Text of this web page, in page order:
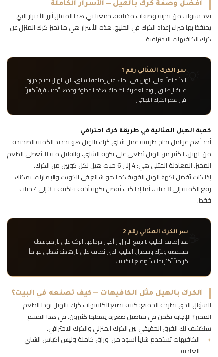
أفضل وصفة كرك بالهيل — الأسرار الكاملة
بعد سنوات من تجربة وصفات مختلفة، جمعنا في هذا المقال أبرز الأسرار التي
يحتفظ بها خبراء إعداد الكرك في الخليج. هذه الأسرار هي ما تميز كرك المنزل عن
كرك الكافيهات الاحترافية.
سر الكرك المثالي رقم 1
ابدأ دائماً بغلي الهيل في الماء قبل إضافة الشاي، لأن الهيل يحتاج حرارة
عالية لإطلاق زيوته العطرية الكاملة. هذه الخطوة وحدها تُحدث فرقاً كبيراً
في عطر الكرك النهائي.
كمية الهيل المثالية في طريقة كرك احترافي
أحد أهم عوامل نجاح طريقة عمل شاي كرك بالهيل هو تحديد الكمية الصحيحة
من الهيل. الكثير من الهيل يُطغي على نكهة الشاي، والقليل منه لا يُعطي الطعم
المميز. المعادلة المثلى هي: 4 إلى 6 حبات هيل لكل كوبين من الكرك.
إذا كنت تُفضل نكهة الهيل القوية كما هو شائع في الكويت والإمارات، يمكنك
رفع الكمية إلى 8 حبات. أما إذا كنت تُفضل نكهة أخف فاكتفِ بـ 3 إلى 4 حبات
فقط.
سر الكرك المثالي رقم 2
عند إضافة الحليب لا ترفع النار إلى أعلى درجاتها. اتركه على نار متوسطة
منخفضة وحرّك باستمرار. الحليب الذي يُضاف على نار هادئة يُعطي قواماً
كريمياً أكثر تجانساً ويمنع التكتلات.
الكرك بالهيل مثل الكافيهات — كيف تصنعه في البيت؟
السؤال الذي يطرحه الجميع: كيف تصنع الكافيهات كرك بالهيل بهذا الطعم
المميز؟ الإجابة تكمن في تفاصيل صغيرة يغفلها كثيرون. في هذا القسم
سنكشف لك الفرق الحقيقي بين الكرك المنزلي والكرك الاحترافي.
الكافيهات تستخدم شاياً أسود من أوراق كاملة وليس أكياس الشاي
العادية